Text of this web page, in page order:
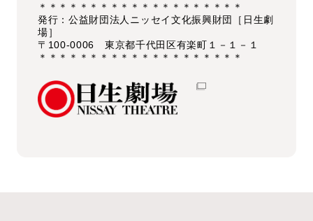
＊＊＊＊＊＊＊＊＊＊＊＊＊＊＊＊＊＊＊＊
発行：公益財団法人ニッセイ文化振興財団［日生劇
場］
〒100-0006 東京都千代田区有楽町１－１－１
＊＊＊＊＊＊＊＊＊＊＊＊＊＊＊＊＊＊＊＊